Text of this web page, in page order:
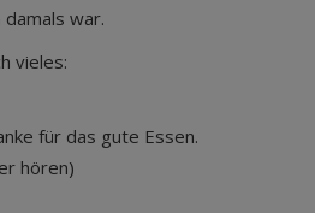
war.
vieles:
für das gute Essen.
hören)